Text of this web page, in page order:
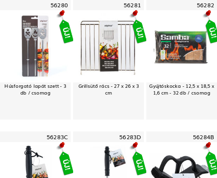
56280
Húsforgató lapát szett - 3
db / csomag
56281
Grillsütő rács - 27 x 26 x 3
cm
56282
Gyújtóskocka - 12,5 x 18,5 x
1,6 cm - 32 db / csomag
56283C 56283D 56284B